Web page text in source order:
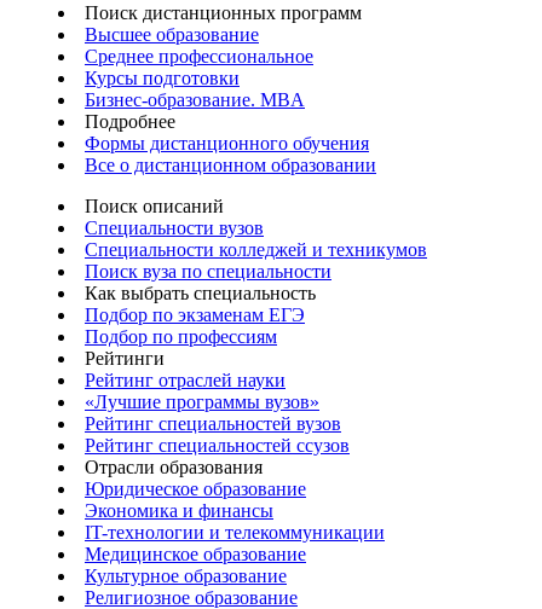
Поиск дистанционных программ
Высшее образование
Среднее профессиональное
Курсы подготовки
Бизнес-образование. MBA
Подробнее
Формы дистанционного обучения
Все о дистанционном образовании
Поиск описаний
Специальности вузов
Специальности колледжей и техникумов
Поиск вуза по специальности
Как выбрать специальность
Подбор по экзаменам ЕГЭ
Подбор по профессиям
Рейтинги
Рейтинг отраслей науки
«Лучшие программы вузов»
Рейтинг специальностей вузов
Рейтинг специальностей ссузов
Отрасли образования
Юридическое образование
Экономика и финансы
IT-технологии и телекоммуникации
Медицинское образование
Культурное образование
Религиозное образование